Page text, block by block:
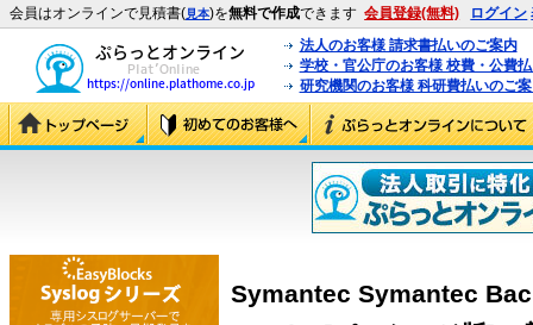
会員はオンラインで見積書(見本)を無料で作成できます 会員登録(無料) ログイン
法人のお客様 請求書払いのご案内
学校・官公庁のお客様 校費・公費
研究機関のお客様 科研費払いのご
Symantec Symantec